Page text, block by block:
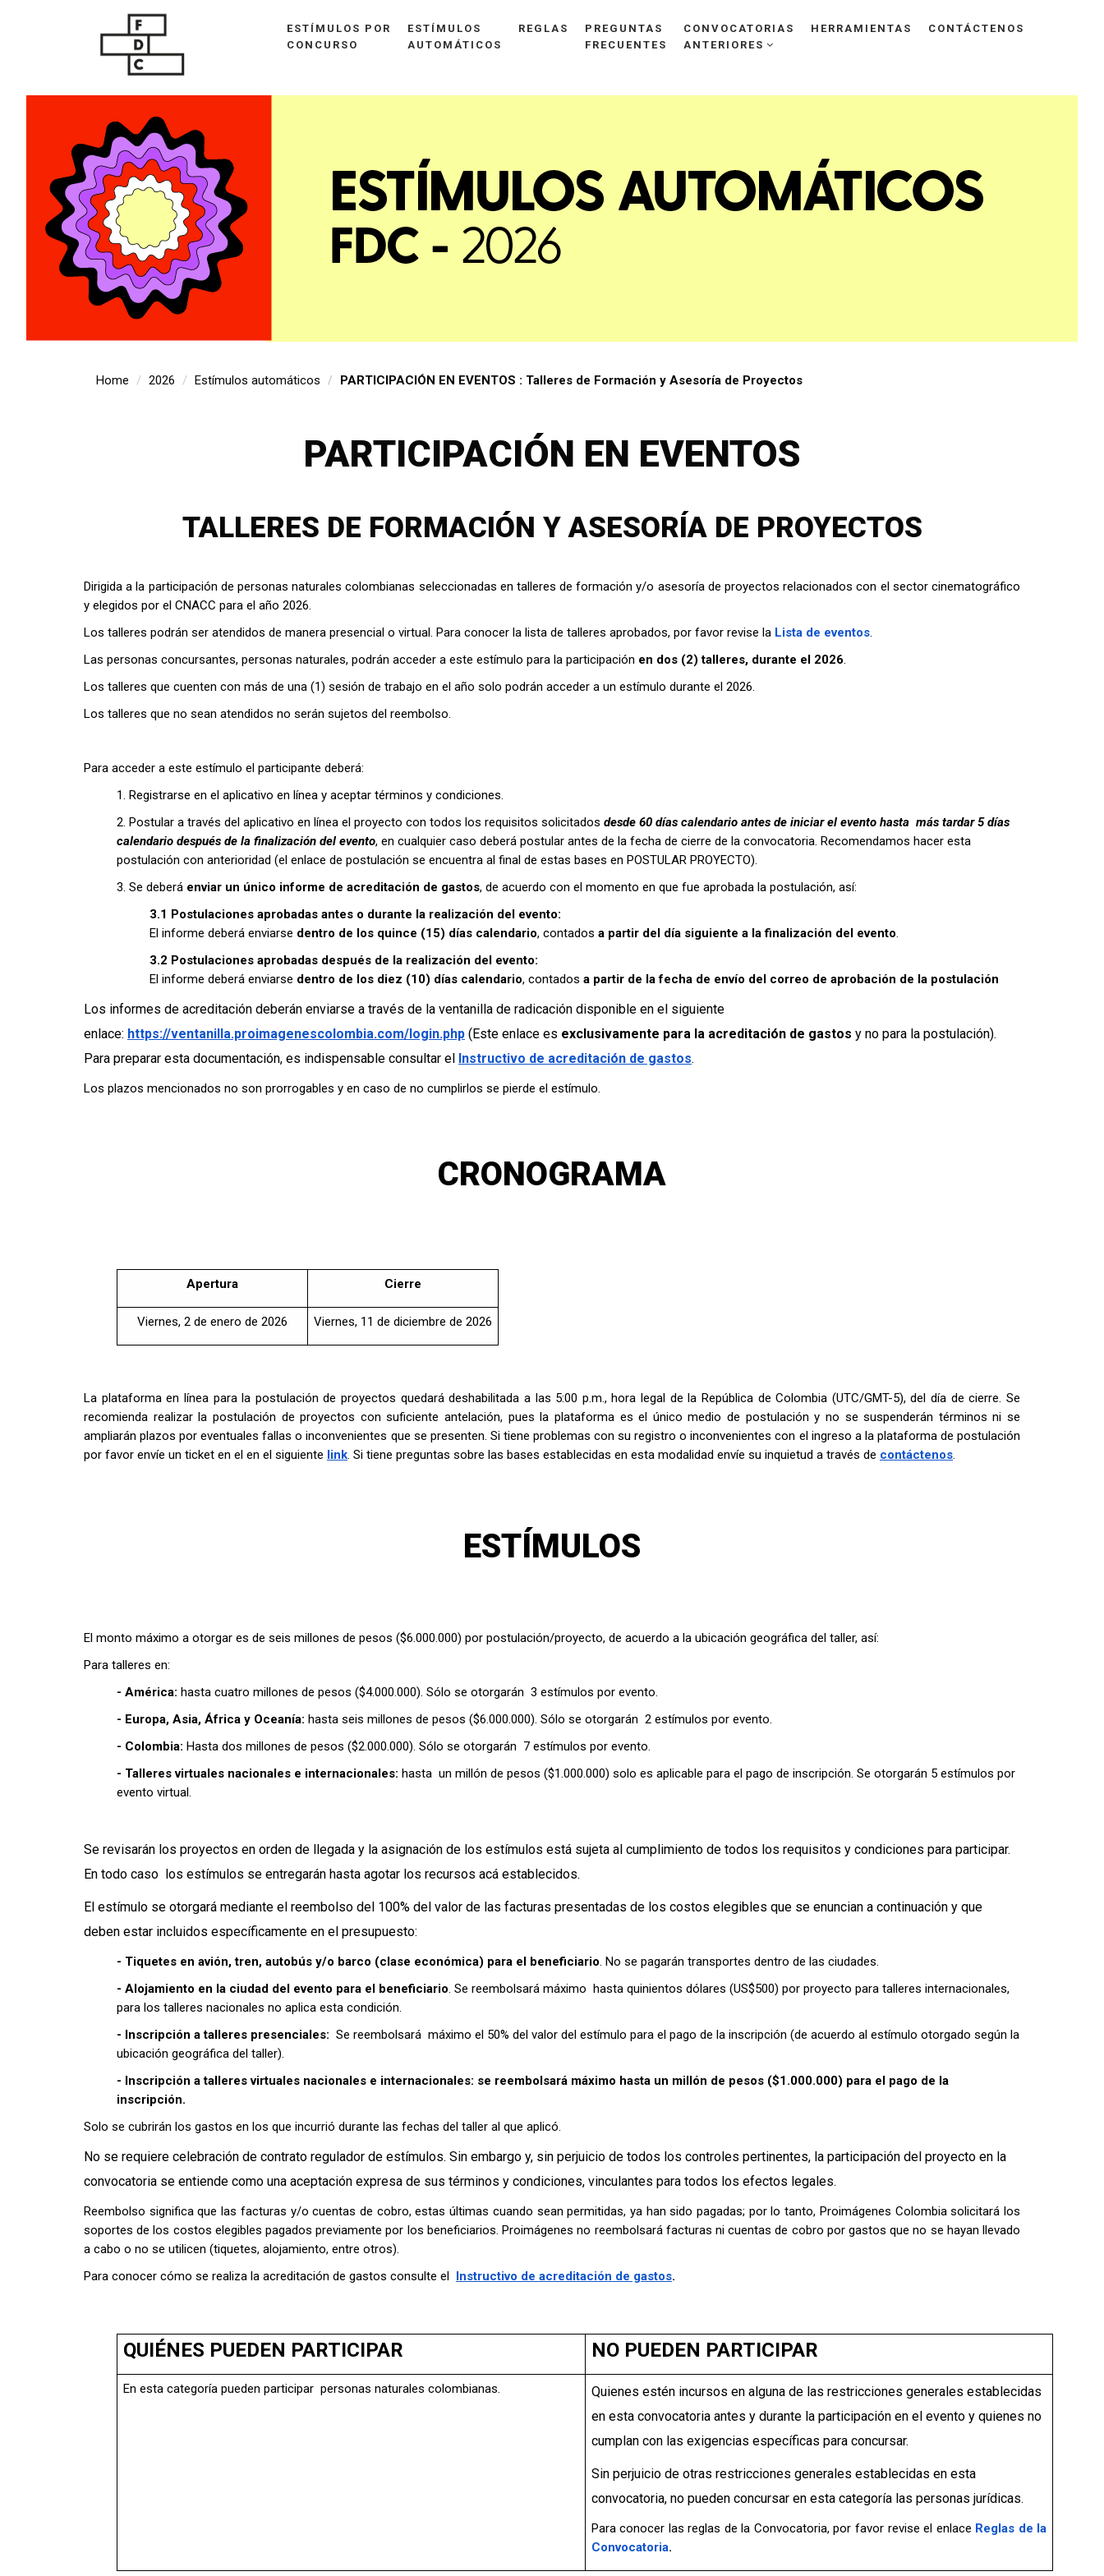
ESTÍMULOS POR
CONCURSO
ESTÍMULOS
AUTOMÁTICOS
REGLAS
PREGUNTAS
FRECUENTES
CONVOCATORIAS
ANTERIORES
HERRAMIENTAS CONTÁCTENOS
Home 2026 Estímulos automáticos PARTICIPACIÓN EN EVENTOS : Talleres de Formación y Asesoría de Proyectos
PARTICIPACIÓN EN EVENTOS
TALLERES DE FORMACIÓN Y ASESORÍA DE PROYECTOS
Dirigida a la participación de personas naturales colombianas seleccionadas en talleres de formación y/o asesoría de proyectos relacionados con el sector cinematográfico
y elegidos por el CNACC para el año 2026.
Los talleres podrán ser atendidos de manera presencial o virtual. Para conocer la lista de talleres aprobados, por favor revise la Lista de eventos.
Las personas concursantes, personas naturales, podrán acceder a este estímulo para la participación en dos (2) talleres, durante el 2026.
Los talleres que cuenten con más de una (1) sesión de trabajo en el año solo podrán acceder a un estímulo durante el 2026.
Los talleres que no sean atendidos no serán sujetos del reembolso.
Para acceder a este estímulo el participante deberá:
1. Registrarse en el aplicativo en línea y aceptar términos y condiciones.
2. Postular a través del aplicativo en línea el proyecto con todos los requisitos solicitados desde 60 días calendario antes de iniciar el evento hasta más tardar 5 días
calendario después de la finalización del evento, en cualquier caso deberá postular antes de la fecha de cierre de la convocatoria. Recomendamos hacer esta
postulación con anterioridad (el enlace de postulación se encuentra al final de estas bases en POSTULAR PROYECTO).
3. Se deberá enviar un único informe de acreditación de gastos, de acuerdo con el momento en que fue aprobada la postulación, así:
3.1 Postulaciones aprobadas antes o durante la realización del evento:
El informe deberá enviarse dentro de los quince (15) días calendario, contados a partir del día siguiente a la finalización del evento.
3.2 Postulaciones aprobadas después de la realización del evento:
El informe deberá enviarse dentro de los diez (10) días calendario, contados a partir de la fecha de envío del correo de aprobación de la postulación
Los informes de acreditación deberán enviarse a través de la ventanilla de radicación disponible en el siguiente
enlace: https://ventanilla.proimagenescolombia.com/login.php (Este enlace es exclusivamente para la acreditación de gastos y no para la postulación).
Para preparar esta documentación, es indispensable consultar el Instructivo de acreditación de gastos.
Los plazos mencionados no son prorrogables y en caso de no cumplirlos se pierde el estímulo.
CRONOGRAMA
Apertura Cierre
Viernes, 2 de enero de 2026 Viernes, 11 de diciembre de 2026
La plataforma en línea para la postulación de proyectos quedará deshabilitada a las 5:00 p.m., hora legal de la República de Colombia (UTC/GMT-5), del día de cierre. Se
recomienda realizar la postulación de proyectos con suficiente antelación, pues la plataforma es el único medio de postulación y no se suspenderán términos ni se
ampliarán plazos por eventuales fallas o inconvenientes que se presenten. Si tiene problemas con su registro o inconvenientes con el ingreso a la plataforma de postulación
por favor envíe un ticket en el en el siguiente link. Si tiene preguntas sobre las bases establecidas en esta modalidad envíe su inquietud a través de contáctenos.
ESTÍMULOS
El monto máximo a otorgar es de seis millones de pesos ($6.000.000) por postulación/proyecto, de acuerdo a la ubicación geográfica del taller, así:
Para talleres en:
- América: hasta cuatro millones de pesos ($4.000.000). Sólo se otorgarán 3 estímulos por evento.
- Europa, Asia, África y Oceanía: hasta seis millones de pesos ($6.000.000). Sólo se otorgarán 2 estímulos por evento.
- Colombia: Hasta dos millones de pesos ($2.000.000). Sólo se otorgarán 7 estímulos por evento.
- Talleres virtuales nacionales e internacionales: hasta un millón de pesos ($1.000.000) solo es aplicable para el pago de inscripción. Se otorgarán 5 estímulos por
evento virtual.
Se revisarán los proyectos en orden de llegada y la asignación de los estímulos está sujeta al cumplimiento de todos los requisitos y condiciones para participar.
En todo caso los estímulos se entregarán hasta agotar los recursos acá establecidos.
El estímulo se otorgará mediante el reembolso del 100% del valor de las facturas presentadas de los costos elegibles que se enuncian a continuación y que
deben estar incluidos específicamente en el presupuesto:
- Tiquetes en avión, tren, autobús y/o barco (clase económica) para el beneficiario. No se pagarán transportes dentro de las ciudades.
- Alojamiento en la ciudad del evento para el beneficiario. Se reembolsará máximo hasta quinientos dólares (US$500) por proyecto para talleres internacionales,
para los talleres nacionales no aplica esta condición.
- Inscripción a talleres presenciales: Se reembolsará máximo el 50% del valor del estímulo para el pago de la inscripción (de acuerdo al estímulo otorgado según la
ubicación geográfica del taller).
- Inscripción a talleres virtuales nacionales e internacionales: se reembolsará máximo hasta un millón de pesos ($1.000.000) para el pago de la
inscripción.
Solo se cubrirán los gastos en los que incurrió durante las fechas del taller al que aplicó.
No se requiere celebración de contrato regulador de estímulos. Sin embargo y, sin perjuicio de todos los controles pertinentes, la participación del proyecto en la
convocatoria se entiende como una aceptación expresa de sus términos y condiciones, vinculantes para todos los efectos legales.
Reembolso significa que las facturas y/o cuentas de cobro, estas últimas cuando sean permitidas, ya han sido pagadas; por lo tanto, Proimágenes Colombia solicitará los
soportes de los costos elegibles pagados previamente por los beneficiarios. Proimágenes no reembolsará facturas ni cuentas de cobro por gastos que no se hayan llevado
a cabo o no se utilicen (tiquetes, alojamiento, entre otros).
Para conocer cómo se realiza la acreditación de gastos consulte el Instructivo de acreditación de gastos.
QUIÉNES PUEDEN PARTICIPAR NO PUEDEN PARTICIPAR
En esta categoría pueden participar personas naturales colombianas.
Quienes estén incursos en alguna de las restricciones generales establecidas
en esta convocatoria antes y durante la participación en el evento y quienes no
cumplan con las exigencias específicas para concursar.
Sin perjuicio de otras restricciones generales establecidas en esta
convocatoria, no pueden concursar en esta categoría las personas jurídicas.
Para conocer las reglas de la Convocatoria, por favor revise el enlace Reglas de la
Convocatoria.